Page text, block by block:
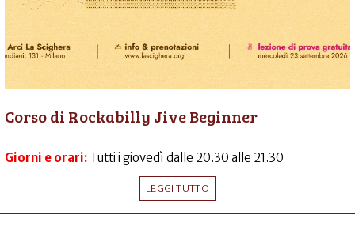
Corso di Rockabilly Jive Beginner
Giorni e orari: Tutti i giovedì dalle 20.30 alle 21.30
LEGGI TUTTO